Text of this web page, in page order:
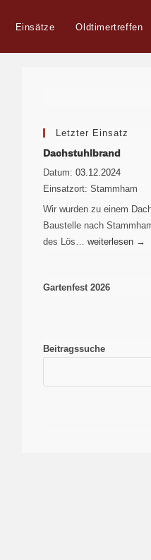
Einsätze Oldtimertreffen
Letzter Einsatz
Dachstuhlbrand
Datum: 03.12.2024
Einsatzort: Stammham
Wir wurden zu einem
Baustelle nach
des Lös… weiterlesen →
Gartenfest 2026
Beitragssuche